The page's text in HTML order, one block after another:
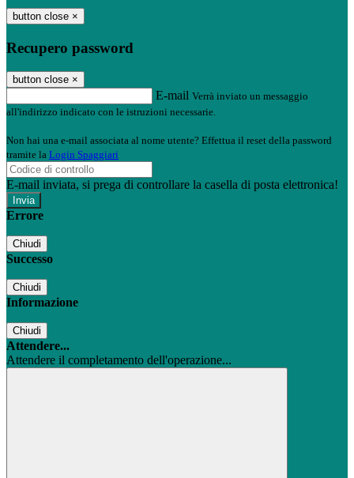
button close ×
Recupero password
button close ×
E-mail Verrà inviato un messaggio
all'indirizzo indicato con le istruzioni necessarie.
Non hai una e-mail associata al nome utente? Effettua il reset della password
tramite la Login Spaggiari
E-mail inviata, si prega di controllare la casella di posta elettronica!
Errore
Chiudi
Successo
Chiudi
Informazione
Chiudi
Attendere...
Attendere il completamento dell'operazione...